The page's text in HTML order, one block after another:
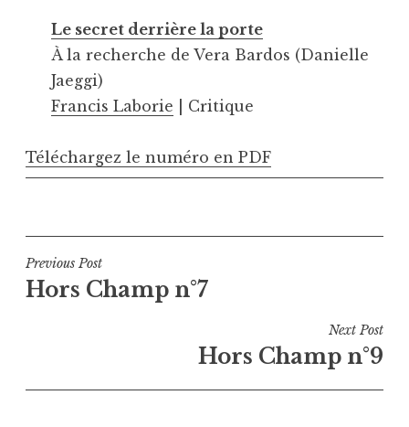
Le secret derrière la porte
À la recherche de Vera Bardos (Danielle
Jaeggi)
Francis Laborie | Critique
Téléchargez le numéro en PDF
Navigation
de
Previous Post
Hors Champ n°7
Next Post
Hors Champ n°9